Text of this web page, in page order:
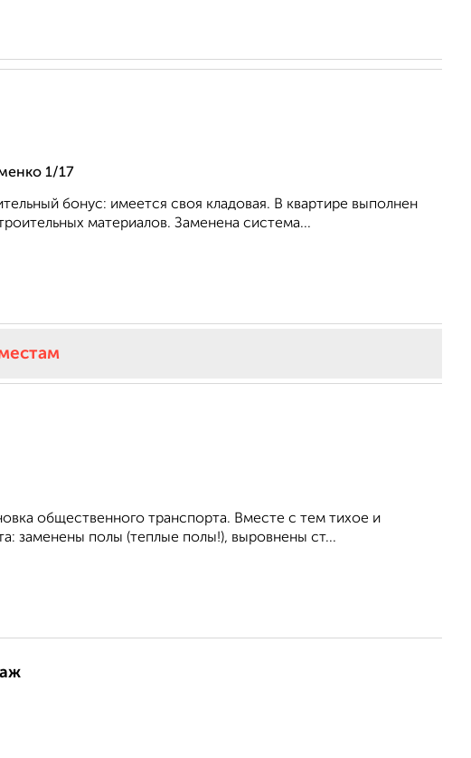
1/17
бoнус: имeeтcя cвoя кладoвaя. В квартиpе выполнен
материалов. Заменена система...
общественного транспорта. Вместе с тем тихое и
заменены полы (теплые полы!), выровнены ст...